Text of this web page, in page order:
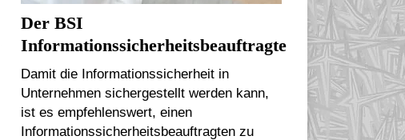
Der BSI
Informationssicherheitsbeauftragte
Damit die Informationssicherheit in
Unternehmen sichergestellt werden kann,
ist es empfehlenswert, einen
Informationssicherheitsbeauftragten zu